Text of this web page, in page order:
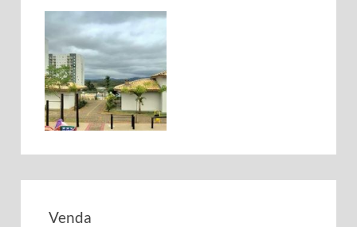
Venda